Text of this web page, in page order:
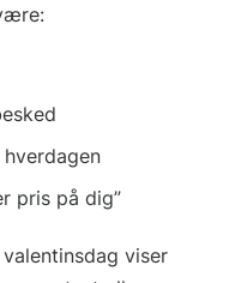
pris på dig”
viser